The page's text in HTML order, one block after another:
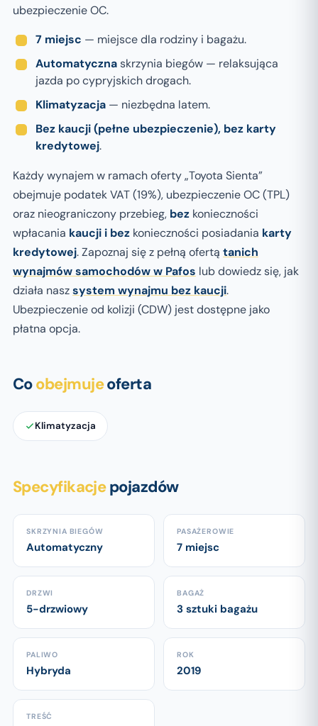
ubezpieczenie OC.
7 miejsc — miejsce dla rodziny i bagażu.
Automatycznaskrzynia biegów — relaksująca
jazda po cypryjskich drogach.
Klimatyzacja — niezbędna latem.
Bez kaucji (pełne ubezpieczenie), bez karty
kredytowej.
Każdy wynajem w ramach oferty „Toyota Sienta”
obejmuje podatek VAT (19%), ubezpieczenie OC (TPL)
oraz nieograniczony przebieg, bez konieczności
wpłacania kaucji i bez konieczności posiadania karty
kredytowej. Zapoznaj się z pełną ofertą tanich
wynajmów samochodów w Pafos lub dowiedz się, jak
działa naszsystem wynajmu bez kaucji.
Ubezpieczenie od kolizji (CDW) jest dostępne jako
płatna opcja.
Coobejmujeoferta
Klimatyzacja
Specyfikacjepojazdów
SKRZYNIA BIEGÓW
Automatyczny
PASAŻEROWIE
7 miejsc
DRZWI
5-drzwiowy
BAGAŻ
3 sztuki bagażu
PALIWO
Hybryda
ROK
2019
TREŚĆ